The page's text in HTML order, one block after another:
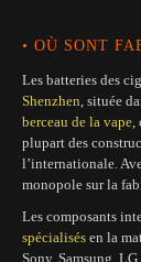
• OÙ SONT
Les batteries des
Shenzhen, située
berceau de la vape,
plupart des
l’internationale.
monopole sur la
Les composants
spécialisés en la
Sony, Samsung,